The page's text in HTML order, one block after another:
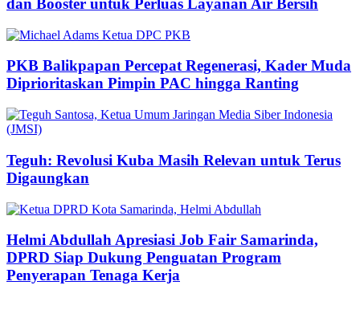
dan Booster untuk Perluas Layanan Air Bersih
PKB Balikpapan Percepat Regenerasi, Kader Muda
Diprioritaskan Pimpin PAC hingga Ranting
Teguh: Revolusi Kuba Masih Relevan untuk Terus
Digaungkan
Helmi Abdullah Apresiasi Job Fair Samarinda,
DPRD Siap Dukung Penguatan Program
Penyerapan Tenaga Kerja